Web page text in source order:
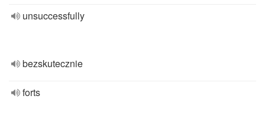
unsuccessfully
bezskutecznie
forts